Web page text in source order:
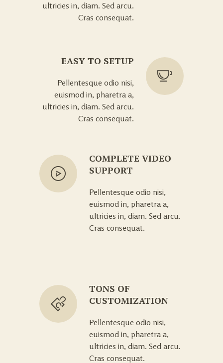
ultricies in, diam. Sed arcu.
Cras consequat.
EASY TO SETUP
Pellentesque odio nisi,
euismod in, pharetra a,
ultricies in, diam. Sed arcu.
Cras consequat.
COMPLETE VIDEO
SUPPORT
Pellentesque odio nisi,
euismod in, pharetra a,
ultricies in, diam. Sed arcu.
Cras consequat.
TONS OF
CUSTOMIZATION
Pellentesque odio nisi,
euismod in, pharetra a,
ultricies in, diam. Sed arcu.
Cras consequat.